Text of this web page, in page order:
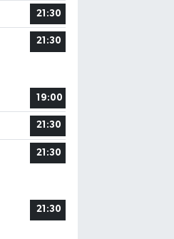
21:30
21:30
19:00
21:30
21:30
21:30